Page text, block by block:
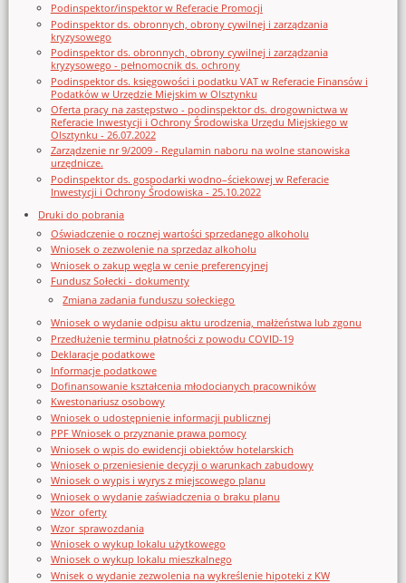
Podinspektor/inspektor w Referacie Promocji
Podinspektor ds. obronnych, obrony cywilnej i zarządzania
kryzysowego
Podinspektor ds. obronnych, obrony cywilnej i zarządzania
kryzysowego - pełnomocnik ds. ochrony
Podinspektor ds. księgowości i podatku VAT w Referacie Finansów i
Podatków w Urzędzie Miejskim w Olsztynku
Oferta pracy na zastępstwo - podinspektor ds. drogownictwa w
Referacie Inwestycji i Ochrony Środowiska Urzędu Miejskiego w
Olsztynku - 26.07.2022
Zarządzenie nr 9/2009 - Regulamin naboru na wolne stanowiska
urzędnicze.
Podinspektor ds. gospodarki wodno–ściekowej w Referacie
Inwestycji i Ochrony Środowiska - 25.10.2022
Druki do pobrania
Oświadczenie o rocznej wartości sprzedanego alkoholu
Wniosek o zezwolenie na sprzedaz alkoholu
Wniosek o zakup węgla w cenie preferencyjnej
Fundusz Sołecki - dokumenty
Zmiana zadania funduszu sołeckiego
Wniosek o wydanie odpisu aktu urodzenia, małżeństwa lub zgonu
Przedłużenie terminu płatności z powodu COVID-19
Deklaracje podatkowe
Informacje podatkowe
Dofinansowanie kształcenia młodocianych pracowników
Kwestonariusz osobowy
Wniosek o udostępnienie informacji publicznej
PPF Wniosek o przyznanie prawa pomocy
Wniosek o wpis do ewidencji obiektów hotelarskich
Wniosek o przeniesienie decyzji o warunkach zabudowy
Wniosek o wypis i wyrys z miejscowego planu
Wniosek o wydanie zaświadczenia o braku planu
Wzor_oferty
Wzor_sprawozdania
Wniosek o wykup lokalu użytkowego
Wniosek o wykup lokalu mieszkalnego
Wnisek o wydanie zezwolenia na wykreślenie hipoteki z KW